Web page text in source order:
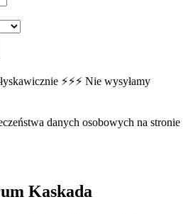
⚡⚡⚡ Nie wysyłamy
danych osobowych na stronie
Kaskada